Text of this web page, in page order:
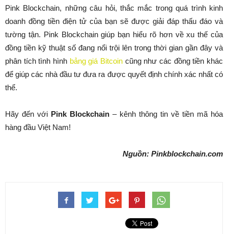
Pink Blockchain, những câu hỏi, thắc mắc trong quá trình kinh
doanh đồng tiền điện tử của bạn sẽ được giải đáp thấu đáo và
tường tận. Pink Blockchain giúp bạn hiểu rõ hơn về xu thế của
đồng tiền kỹ thuật số đang nổi trội lên trong thời gian gần đây và
phân tích tình hình bảng giá Bitcoin cũng như các đồng tiền khác
để giúp các nhà đầu tư đưa ra được quyết định chính xác nhất có
thể.
Hãy đến với Pink Blockchain – kênh thông tin về tiền mã hóa
hàng đầu Việt Nam!
Nguồn: Pinkblockchain.com